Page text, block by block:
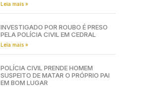
Leia mais »
INVESTIGADO POR ROUBO É PRESO
PELA POLÍCIA CIVIL EM CEDRAL
Leia mais »
POLÍCIA CIVIL PRENDE HOMEM
SUSPEITO DE MATAR O PRÓPRIO PAI
EM BOM LUGAR